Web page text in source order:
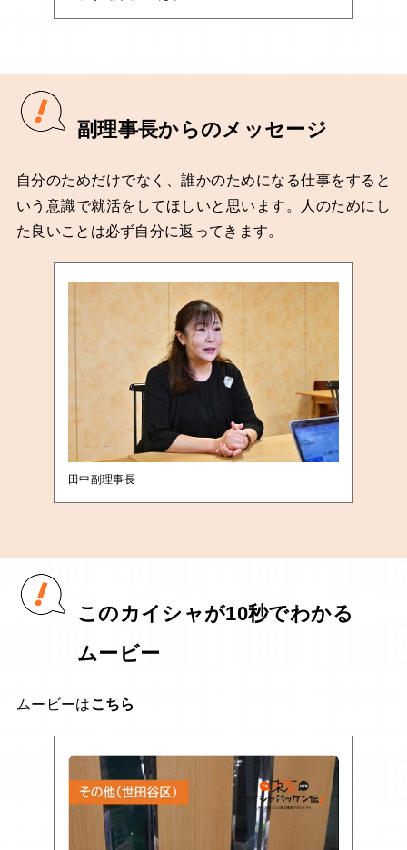
副理事長からのメッセージ
自分のためだけでなく、誰かのためになる仕事をすると
いう意識で就活をしてほしいと思います。人のためにし
た良いことは必ず自分に返ってきます。
田中副理事長
このカイシャが10秒でわかる
ムービー
ムービーはこちら